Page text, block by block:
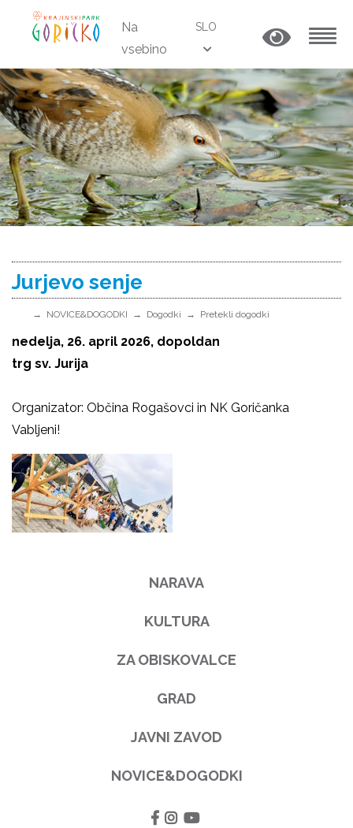
Na
vsebino
SLO
Jurjevo senje
NOVICE&DOGODKI Dogodki Pretekli dogodki
nedelja, 26. april 2026, dopoldan
trg sv. Jurija
Organizator: Občina Rogašovci in NK Goričanka
Vabljeni!
NARAVA
KULTURA
ZA OBISKOVALCE
GRAD
JAVNI ZAVOD
NOVICE&DOGODKI